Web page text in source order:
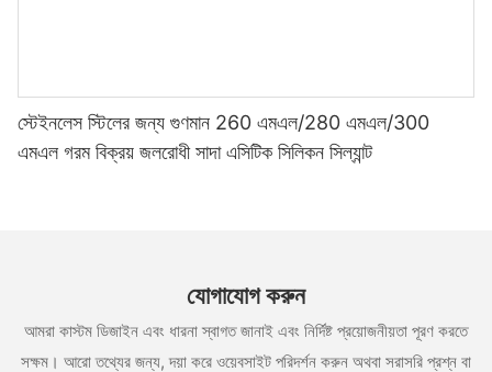
স্টেইনলেস স্টিলের জন্য গুণমান 260 এমএল/280 এমএল/300
এমএল গরম বিক্রয় জলরোধী সাদা এসিটিক সিলিকন সিল্যান্ট
যোগাযোগ করুন
আমরা কাস্টম ডিজাইন এবং ধারনা স্বাগত জানাই এবং নির্দিষ্ট প্রয়োজনীয়তা পূরণ করতে
সক্ষম। আরো তথ্যের জন্য, দয়া করে ওয়েবসাইট পরিদর্শন করুন অথবা সরাসরি প্রশ্ন বা